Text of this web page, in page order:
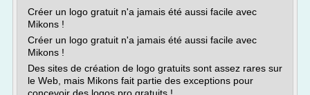
Créer un logo gratuit n'a jamais été aussi facile avec
Mikons !
Créer un logo gratuit n'a jamais été aussi facile avec
Mikons !
Des sites de création de logo gratuits sont assez rares sur
le Web, mais Mikons fait partie des exceptions pour